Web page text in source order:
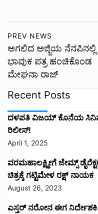
PREV NEWS
ಅಗಲಿದ ಅಜ್ಜಿಯ ನೆನಪಿನಲ್ಲಿ
ಭಾವುಕ ಪತ್ರ ಹಂಚಿಕೊಂಡ
ಮೇಘನಾ ರಾಜ್
Recent Posts
ದಳಪತಿ ವಿಜಯ್‌ ಕೊನೆಯ
ರಿಲೀಸ್!
April 1, 2025
ವರಮಹಾಲಕ್ಷ್ಮೀಗೆ ಜೇಮ್ಸ್
ಚಿತ್ರಕ್ಕೆ ಗಟ್ಟಿಮೇಳ ರಕ್ಷ್ ನಾಯಕ
August 26, 2023
ಎಸ್ತರ್ ನರೋನ ಈಗ